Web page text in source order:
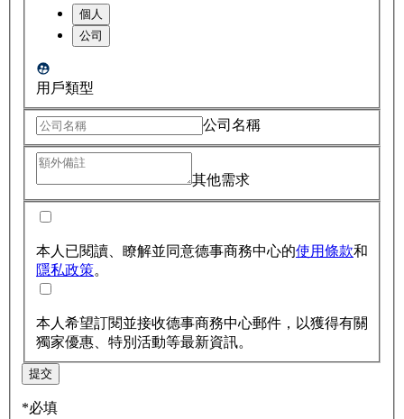
個人
公司
用戶類型
公司名稱
其他需求
本人已閱讀、瞭解並同意德事商務中心的使用條款和
隱私政策。
本人希望訂閱並接收德事商務中心郵件，以獲得有關
獨家優惠、特別活動等最新資訊。
提交
*必填